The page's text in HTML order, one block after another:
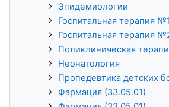
Эпидемиологии
Госпитальная терапия №1
Госпитальная терапия
Поликлиническая
Неонатология
Пропедевтика детских
Фармация (33.05.01)